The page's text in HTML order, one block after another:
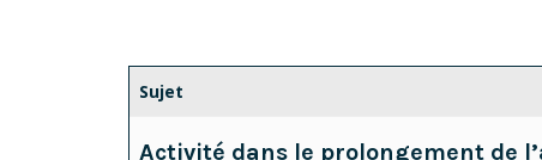
Sujet
Activité dans le prolongement de